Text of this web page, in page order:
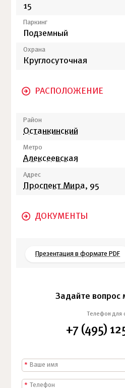
15
Паркинг
Подземный
Охрана
Круглосуточная
РАСПОЛОЖЕНИЕ
Район
Останкинский
Метро
Алексеевская
Адрес
Проспект Мира, 95
ДОКУМЕНТЫ
Презентация в формате PDF
Задайте
Телефон для
+7 (495)
*
*